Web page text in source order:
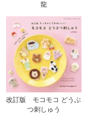
龍
改訂版 モコモコ どうぶ
つ刺しゅう